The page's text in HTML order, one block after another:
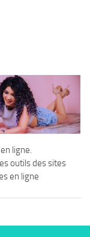
ligne.
outils des sites
en ligne